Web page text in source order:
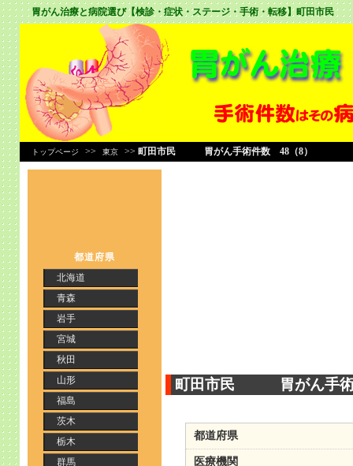
胃がん治療と病院選び【検診・症状・ステージ・手術・転移】 町田市民
トップページ >> 東京 >> 町田市民 胃がん手術件数 48（8）
町田市民 胃がん手術
都道府県
医療機関
都道府県
北海道
青森
岩手
宮城
秋田
山形
福島
茨木
栃木
群馬